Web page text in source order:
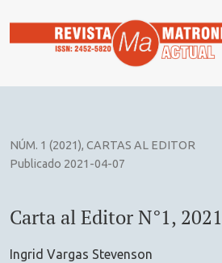
NÚM. 1 (2021), CARTAS AL EDITOR
Carta al Editor N°1, 2021
Publicado 2021-04-07
Ingrid Vargas Stevenson